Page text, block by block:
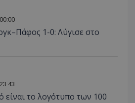
1-0: Λύγισε στο
το λογότυπο των 100